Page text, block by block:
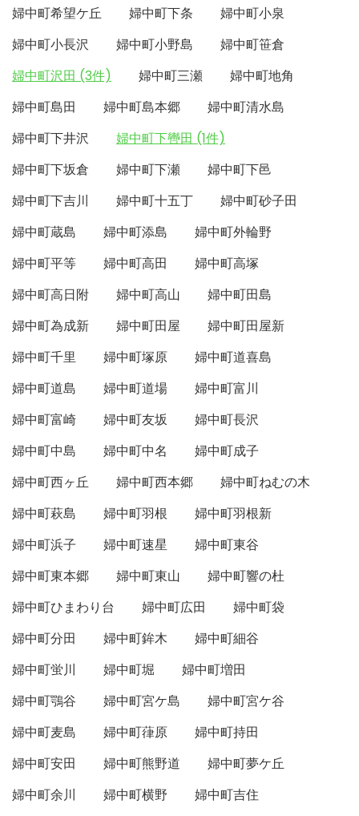
婦中町希望ケ丘
婦中町下条
婦中町小泉
婦中町小長沢
婦中町小野島
婦中町笹倉
婦中町沢田 (3件)
婦中町三瀬
婦中町地角
婦中町島田
婦中町島本郷
婦中町清水島
婦中町下井沢
婦中町下轡田 (1件)
婦中町下坂倉
婦中町下瀬
婦中町下邑
婦中町下吉川
婦中町十五丁
婦中町砂子田
婦中町蔵島
婦中町添島
婦中町外輪野
婦中町平等
婦中町高田
婦中町高塚
婦中町高日附
婦中町高山
婦中町田島
婦中町為成新
婦中町田屋
婦中町田屋新
婦中町千里
婦中町塚原
婦中町道喜島
婦中町道島
婦中町道場
婦中町富川
婦中町富崎
婦中町友坂
婦中町長沢
婦中町中島
婦中町中名
婦中町成子
婦中町西ヶ丘
婦中町西本郷
婦中町ねむの木
婦中町萩島
婦中町羽根
婦中町羽根新
婦中町浜子
婦中町速星
婦中町東谷
婦中町東本郷
婦中町東山
婦中町響の杜
婦中町ひまわり台
婦中町広田
婦中町袋
婦中町分田
婦中町鉾木
婦中町細谷
婦中町蛍川
婦中町堀
婦中町増田
婦中町鶚谷
婦中町宮ケ島
婦中町宮ケ谷
婦中町麦島
婦中町葎原
婦中町持田
婦中町安田
婦中町熊野道
婦中町夢ケ丘
婦中町余川
婦中町横野
婦中町吉住